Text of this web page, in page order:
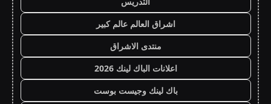
اشراق العالم عالم كبير
منتدى الاشراق
اعلانات الباك لينك 2026
باك لينك وجيست بوست